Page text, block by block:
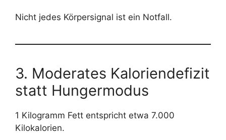
Nicht jedes Körpersignal ist ein Notfall.
3. Moderates Kaloriendefizit
statt Hungermodus
1 Kilogramm Fett entspricht etwa 7.000
Kilokalorien.